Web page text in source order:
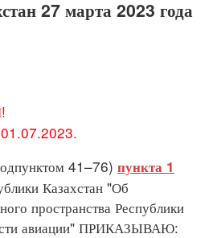
27 марта 2023 года
01.07.2023.
41–76) пункта 1
Казахстан "Об
пространства Республики
авиации" ПРИКАЗЫВАЮ: